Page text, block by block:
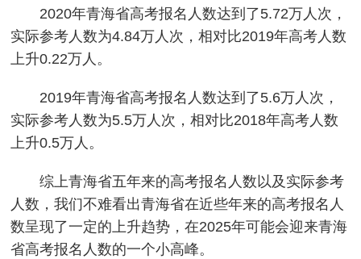
2020年青海省高考报名人数达到了5.72万人次，
实际参考人数为4.84万人次，相对比2019年高考人数
上升0.22万人。
2019年青海省高考报名人数达到了5.6万人次，
实际参考人数为5.5万人次，相对比2018年高考人数
上升0.5万人。
综上青海省五年来的高考报名人数以及实际参考
人数，我们不难看出青海省在近些年来的高考报名人
数呈现了一定的上升趋势，在2025年可能会迎来青海
省高考报名人数的一个小高峰。